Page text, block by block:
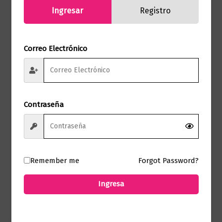
Ciencia y Conocimiento
El bosón de Higgs no te va a hacer la
$86.000,00
Añadir al carrito
Ingresar Registro
Correo Electrónico
Contraseña
Remember me Forgot Password?
Ingresa